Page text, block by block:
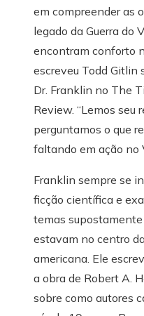
em compreender as
legado da Guerra do
encontram conforto
escreveu Todd Gitlin
Dr. Franklin no The
Review. “Lemos seu
perguntamos o que
faltando em ação no
Franklin sempre se
ficção científica e
temas
estavam no centro
americana. Ele
a obra de Robert A.
sobre como autores